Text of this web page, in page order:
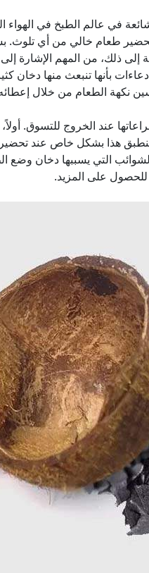
في عالم الطبخ في
طعام خالي من أي تلوث.
3.5% من الرماد. بالإضافة إلى ذلك، من
بأنها تنبعث منها دخان
نكهة الطعام من خلال
عند الخروج للتسوق.
هذا بشكل خاص عند تحضير
التي يسببها دخان
على المزيد.